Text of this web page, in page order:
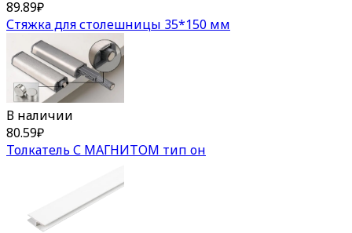
89.89₽
Стяжка для столешницы 35*150 мм
В наличии
80.59₽
Толкатель С МАГНИТОМ тип он